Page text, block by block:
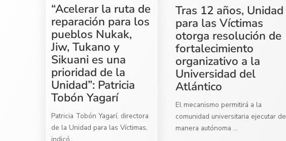
“Acelerar la ruta de
reparación para los
pueblos Nukak,
Jiw, Tukano y
Sikuani es una
prioridad de la
Unidad”: Patricia
Tobón Yagarí
Patricia Tobón Yagarí, directora
de la Unidad para las Víctimas,
indicó ...
Tras 12 años, Unidad
para las Víctimas
otorga resolución de
fortalecimiento
organizativo a la
Universidad del
Atlántico
El mecanismo permitirá a la
comunidad universitaria ejecutar de
manera autónoma ...